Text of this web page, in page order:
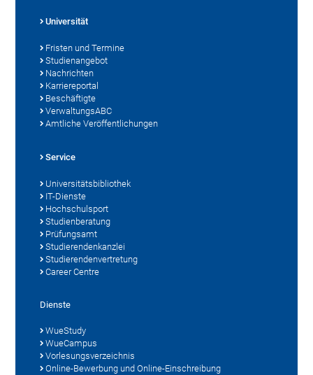
Universität
Fristen und Termine
Studienangebot
Nachrichten
Karriereportal
Beschäftigte
VerwaltungsABC
Amtliche Veröffentlichungen
Service
Universitätsbibliothek
IT-Dienste
Hochschulsport
Studienberatung
Prüfungsamt
Studierendenkanzlei
Studierendenvertretung
Career Centre
Dienste
WueStudy
WueCampus
Vorlesungsverzeichnis
Online-Bewerbung und Online-Einschreibung